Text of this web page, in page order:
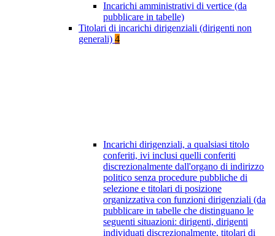
Incarichi amministrativi di vertice (da
pubblicare in tabelle)
Titolari di incarichi dirigenziali (dirigenti non
generali) 4
Incarichi dirigenziali, a qualsiasi titolo
conferiti, ivi inclusi quelli conferiti
discrezionalmente dall'organo di indirizzo
politico senza procedure pubbliche di
selezione e titolari di posizione
organizzativa con funzioni dirigenziali (da
pubblicare in tabelle che distinguano le
seguenti situazioni: dirigenti, dirigenti
individuati discrezionalmente, titolari di